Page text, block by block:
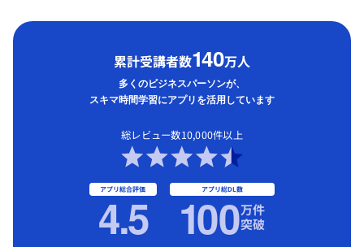
累計受講者数140万人
多くのビジネスパーソンが、
スキマ時間学習にアプリを活用しています
総レビュー数10,000件以上
アプリ総合評価
4.5 アプリ総DL数
100万件
突破